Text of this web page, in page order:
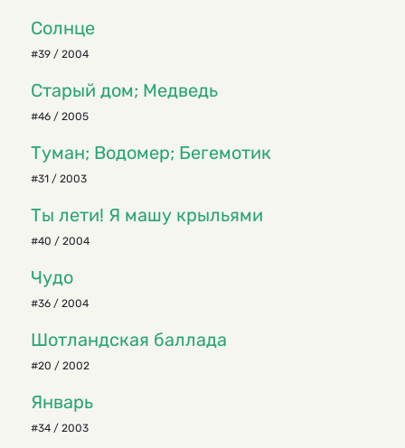
Солнце
#39 / 2004
Старый дом; Медведь
#46 / 2005
Туман; Водомер; Бегемотик
#31 / 2003
Ты лети! Я машу крыльями
#40 / 2004
Чудо
#36 / 2004
Шотландская баллада
#20 / 2002
Январь
#34 / 2003